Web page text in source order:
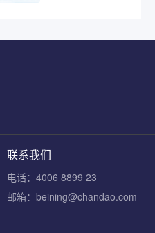
联系我们
电话：4006 8899 23
邮箱：beining@chandao.com